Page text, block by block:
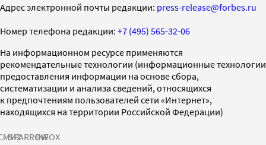
Адрес электронной почты редакции: press-release@forbes.ru
Номер телефона редакции: +7 (495) 565-32-06
На информационном ресурсе применяются
рекомендательные технологии (информационные технологии
предоставления информации на основе сбора,
систематизации и анализа сведений, относящихся
к предпочтениям пользователей сети «Интернет»,
находящихся на территории Российской Федерации)
SPARROWINFOX